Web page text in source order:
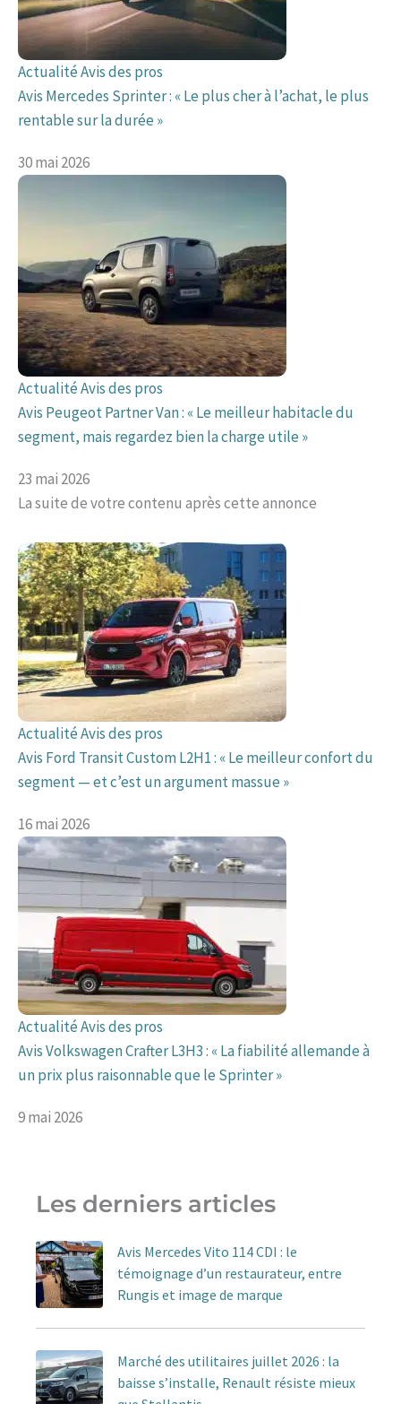
ActualitéAvis des pros
Avis Mercedes Sprinter : « Le plus cher à l’achat, le plus
rentable sur la durée »
30 mai 2026
ActualitéAvis des pros
Avis Peugeot Partner Van : « Le meilleur habitacle du
segment, mais regardez bien la charge utile »
23 mai 2026
La suite de votre contenu après cette annonce
ActualitéAvis des pros
Avis Ford Transit Custom L2H1 : « Le meilleur confort du
segment — et c’est un argument massue »
16 mai 2026
ActualitéAvis des pros
Avis Volkswagen Crafter L3H3 : « La fiabilité allemande à
un prix plus raisonnable que le Sprinter »
9 mai 2026
Les derniers articles
Avis Mercedes Vito 114 CDI : le
témoignage d’un restaurateur, entre
Rungis et image de marque
Marché des utilitaires juillet 2026 : la
baisse s’installe, Renault résiste mieux